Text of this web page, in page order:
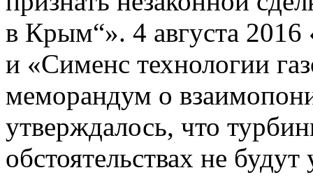
в Крым“». 4 августа
и «Сименс технологии
меморандум о
утверждалось, что
обстоятельствах не